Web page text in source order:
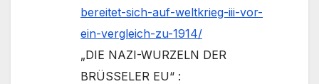
bereitet-sich-auf-weltkrieg-iii-vor-
ein-vergleich-zu-1914/
„DIE NAZI-WURZELN DER
BRÜSSELER EU“ :